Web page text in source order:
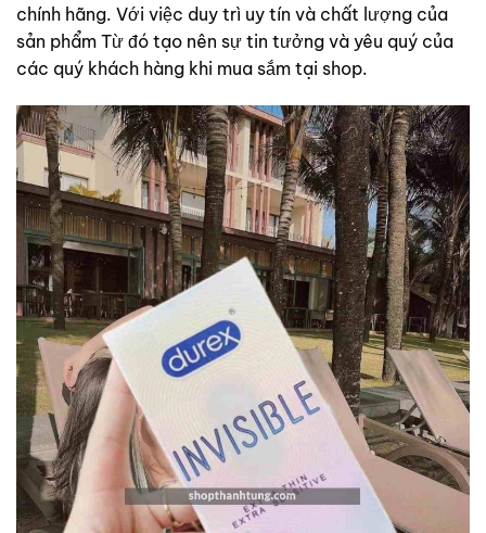
chính hãng. Với việc duy trì uy tín và chất lượng của
sản phẩm Từ đó tạo nên sự tin tưởng và yêu quý của
các quý khách hàng khi mua sắm tại shop.